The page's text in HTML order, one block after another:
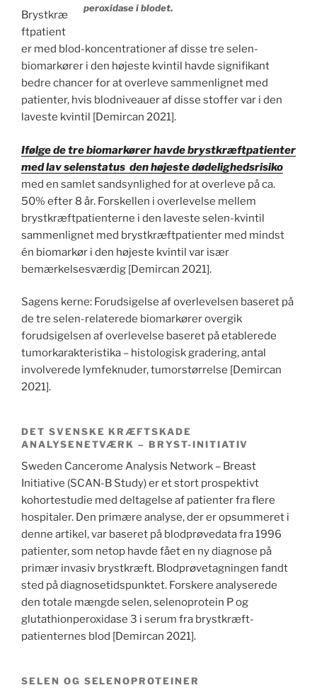
peroxidase i blodet.
Brystkræ
ftpatient
er med blod-koncentrationer af disse tre selen-
biomarkører i den højeste kvintil havde signifikant
bedre chancer for at overleve sammenlignet med
patienter, hvis blodniveauer af disse stoffer var i den
laveste kvintil [Demircan 2021].
Ifølge de tre biomarkører havde brystkræftpatienter
med lav selenstatus den højeste dødelighedsrisiko
med en samlet sandsynlighed for at overleve på ca.
50% efter 8 år. Forskellen i overlevelse mellem
brystkræftpatienterne i den laveste selen-kvintil
sammenlignet med brystkræftpatienter med mindst
én biomarkør i den højeste kvintil var især
bemærkelsesværdig [Demircan 2021].
Sagens kerne: Forudsigelse af overlevelsen baseret på
de tre selen-relaterede biomarkører overgik
forudsigelsen af overlevelse baseret på etablerede
tumorkarakteristika – histologisk gradering, antal
involverede lymfeknuder, tumorstørrelse [Demircan
2021].
DET SVENSKE KRÆFTSKADE
ANALYSENETVÆRK – BRYST-INITIATIV
Sweden Cancerome Analysis Network – Breast
Initiative (SCAN-B Study) er et stort prospektivt
kohortestudie med deltagelse af patienter fra flere
hospitaler. Den primære analyse, der er opsummeret i
denne artikel, var baseret på blodprøvedata fra 1996
patienter, som netop havde fået en ny diagnose på
primær invasiv brystkræft. Blodprøvetagningen fandt
sted på diagnosetidspunktet. Forskere analyserede
den totale mængde selen, selenoprotein P og
glutathionperoxidase 3 i serum fra brystkræft-
patienternes blod [Demircan 2021].
SELEN OG SELENOPROTEINER